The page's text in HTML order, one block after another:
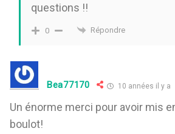
questions !!
0 Répondre
Bea77170 10 années il y a
Un énorme merci pour avoir mis
boulot!